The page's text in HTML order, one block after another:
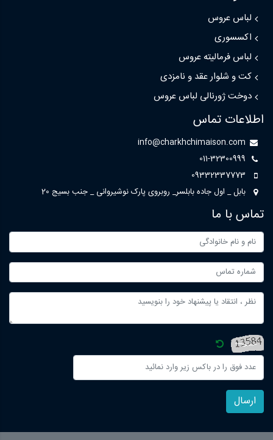
لباس عروس
اکسسوری
لباس فرمالیته عروس
کت و شلوار عقد و نامزدی
دوخت ژورنالی لباس عروس
اطلاعات تماس
info@charkhchimaison.com
011-32300999
09332337773
بابل _ اول جاده بابلسر_ روبروی پارک نوشیروانی _ جنب بسیج 20
تماس با ما
ارسال